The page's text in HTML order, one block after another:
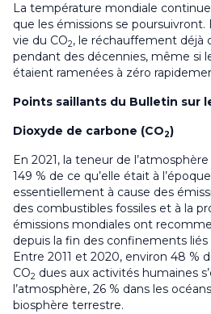
La température mondiale
que les émissions se
vie du CO2, le réchauffement déjà
pendant des décennies, même si
étaient ramenées à zéro
Points saillants du Bulletin sur
Dioxyde de carbone (CO2)
En 2021, la teneur de
149 % de ce qu’elle était à
essentiellement à cause des
des combustibles fossiles et à la
émissions mondiales ont
depuis la fin des confinements liés
Entre 2011 et 2020, environ 48 %
CO2 dues aux activités humaines
l’atmosphère, 26 % dans les
biosphère terrestre.